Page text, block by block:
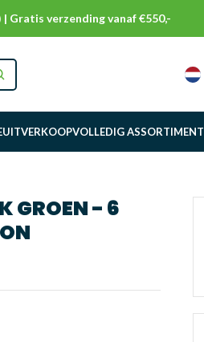
Gratis verzending vanaf €550,-
UITVERKOOPVOLLEDIG ASSORTIMENT
GROEN - 6